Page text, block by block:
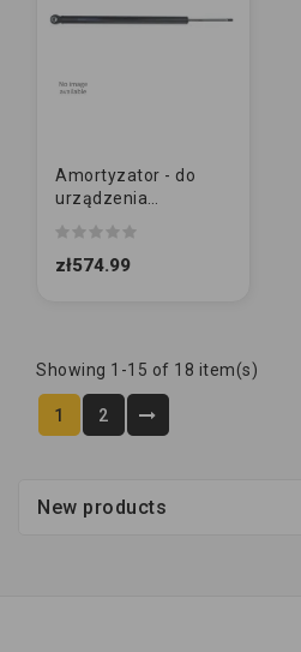
Amortyzator - do
urządzenia
ORYGINAŁ | AL-KO |
2.8VB/1 3500kg...
zł574.99
Showing 1-15 of 18 item(s)
1 2
New products